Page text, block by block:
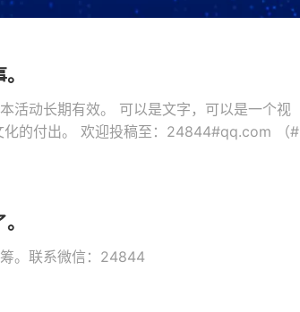
活动长期有效。 可以是文字，可以是一个视
化的付出。 欢迎投稿至：24844#qq.com （#
。联系微信：24844